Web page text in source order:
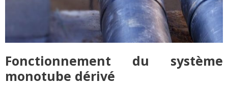
Fonctionnement du système
monotube dérivé